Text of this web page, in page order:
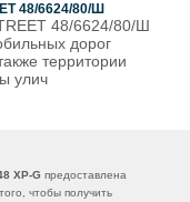
48/6624/80/Ш
48/6624/80/Ш
дорог
территории
улич
XP-G предоставлена
чтобы получить